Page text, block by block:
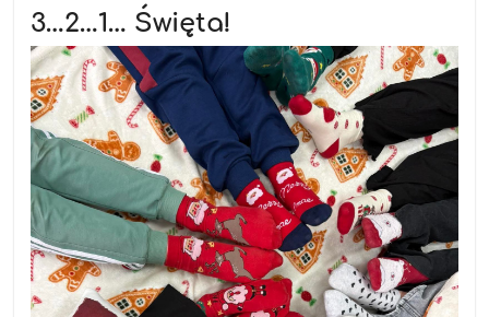
3…2…1… Święta!